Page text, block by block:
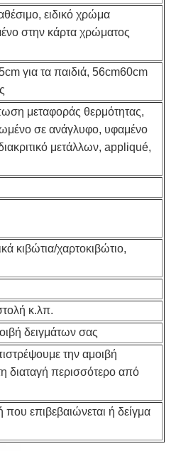
ειδικό χρώμα
στην κάρτα χρώματος
για τα παιδιά, 56cm60cm
μεταφοράς θερμότητας,
σε ανάγλυφο, υφαμένο
διακριτικό μετάλλων, appliqué,
κιβώτια/χαρτοκιβώτιο,
κ.λπ.
δειγμάτων σας
την αμοιβή
διαταγή περισσότερο από
επιβεβαιώνεται ή δείγμα